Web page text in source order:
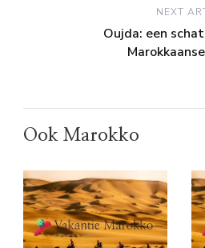
NEXT
Oujda: een
Ook Marokko